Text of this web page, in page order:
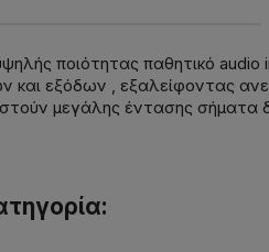
ποιότητας παθητικό
εξόδων , εξαλείφοντας
μεγάλης έντασης